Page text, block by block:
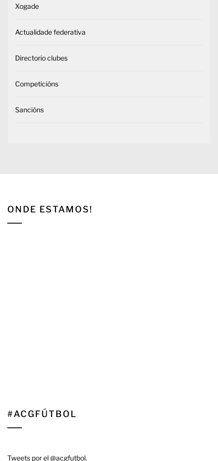
Xogade
Actualidade federativa
Directorio clubes
Competicións
Sancións
ONDE ESTAMOS!
#ACGFÚTBOL
Tweets por el @acgfutbol.